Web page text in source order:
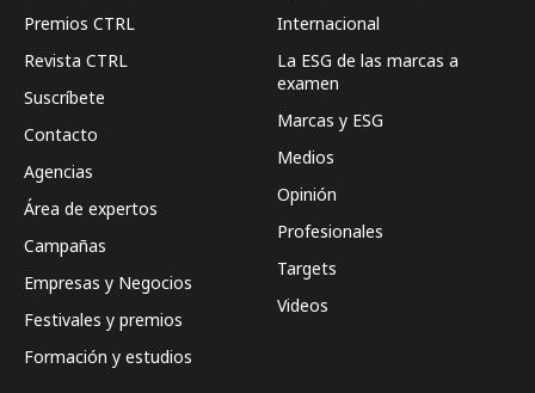
Premios CTRL
Revista CTRL
Suscríbete
Contacto
Agencias
Área de expertos
Campañas
Empresas y Negocios
Festivales y premios
Formación y estudios
Internacional
La ESG de las marcas a
examen
Marcas y ESG
Medios
Opinión
Profesionales
Targets
Videos